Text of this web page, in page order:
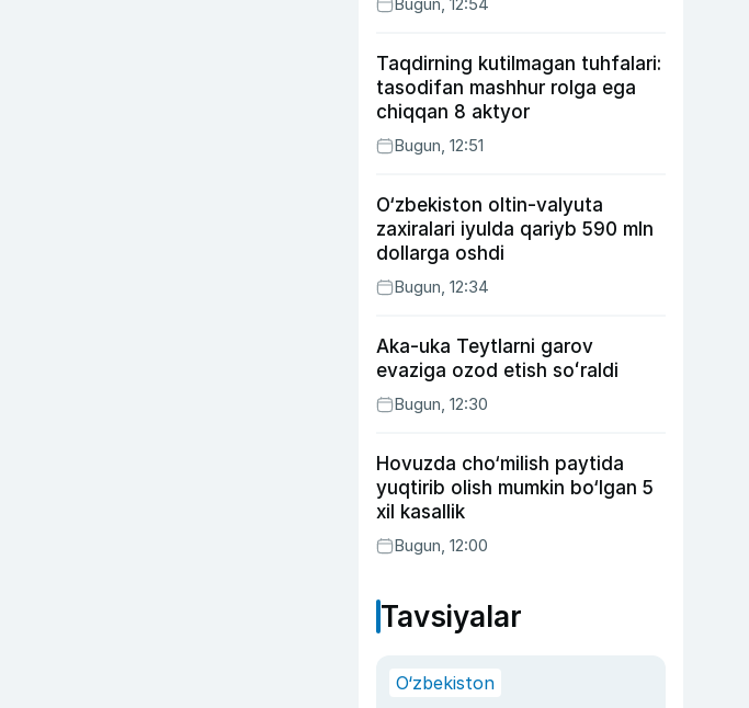
Taqdirning kutilmagan tuhfalari:
tasodifan mashhur rolga ega
chiqqan 8 aktyor
Bugun, 12:51
O‘zbekiston oltin-valyuta
zaxiralari iyulda qariyb 590 mln
dollarga oshdi
Bugun, 12:34
Aka-uka Teytlarni garov
evaziga ozod etish soʻraldi
Bugun, 12:30
Hovuzda cho‘milish paytida
yuqtirib olish mumkin bo‘lgan 5
xil kasallik
Bugun, 12:00
Tavsiyalar
O‘zbekiston